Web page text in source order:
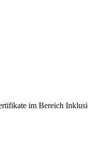
im Bereich